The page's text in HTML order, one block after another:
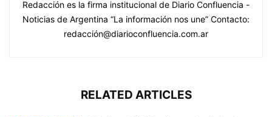
Redacción es la firma institucional de Diario Confluencia -
Noticias de Argentina “La información nos une” Contacto:
redacción@diarioconfluencia.com.ar
RELATED ARTICLES